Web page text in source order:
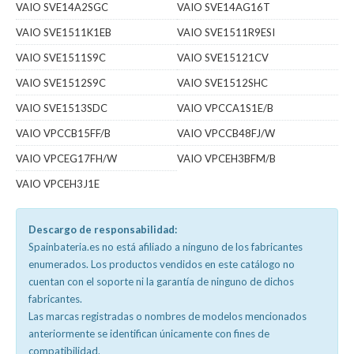
VAIO SVE14A2SGC
VAIO SVE14AG16T
VAIO SVE1511K1EB
VAIO SVE1511R9ESI
VAIO SVE1511S9C
VAIO SVE15121CV
VAIO SVE1512S9C
VAIO SVE1512SHC
VAIO SVE1513SDC
VAIO VPCCA1S1E/B
VAIO VPCCB15FF/B
VAIO VPCCB48FJ/W
VAIO VPCEG17FH/W
VAIO VPCEH3BFM/B
VAIO VPCEH3J1E
Descargo de responsabilidad:
Spainbateria.es no está afiliado a ninguno de los fabricantes
enumerados. Los productos vendidos en este catálogo no
cuentan con el soporte ni la garantía de ninguno de dichos
fabricantes.
Las marcas registradas o nombres de modelos mencionados
anteriormente se identifican únicamente con fines de
compatibilidad.